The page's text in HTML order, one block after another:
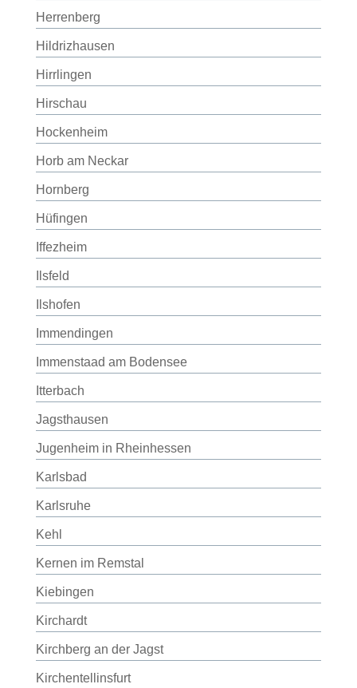
Herrenberg
Hildrizhausen
Hirrlingen
Hirschau
Hockenheim
Horb am Neckar
Hornberg
Hüfingen
Iffezheim
Ilsfeld
Ilshofen
Immendingen
Immenstaad am Bodensee
Itterbach
Jagsthausen
Jugenheim in Rheinhessen
Karlsbad
Karlsruhe
Kehl
Kernen im Remstal
Kiebingen
Kirchardt
Kirchberg an der Jagst
Kirchentellinsfurt